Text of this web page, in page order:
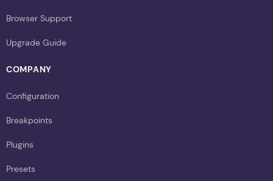
Browser Support
Upgrade Guide
COMPANY
Configuration
Breakpoints
Plugins
Presets